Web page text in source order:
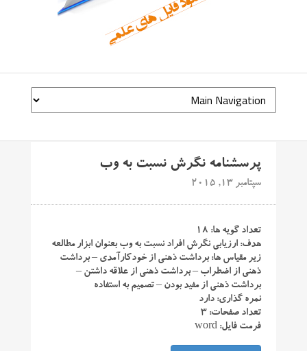
پرسشنامه نگرش نسبت به وب
سپتامبر 13, 2015
تعداد گویه ها: ۱۸
هدف: ارزیابی نگرش افراد نسبت به وب بعنوان ابزار مطالعه
زیر مقیاس ها: برداشت ذهنی از خودکارآمدی – برداشت
ذهنی از اضطراب – برداشت ذهنی از علاقه داشتن –
برداشت ذهنی از مفید بودن – تصمیم به استفاده
نمره گذاری: دارد
تعداد صفحات: ۳
فرمت فایل: word